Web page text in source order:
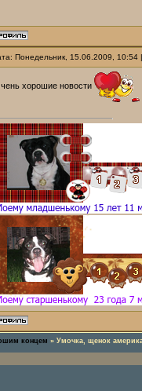
Понедельник, 15.06.2009,
хорошие новости
концем » Умочка, щенок